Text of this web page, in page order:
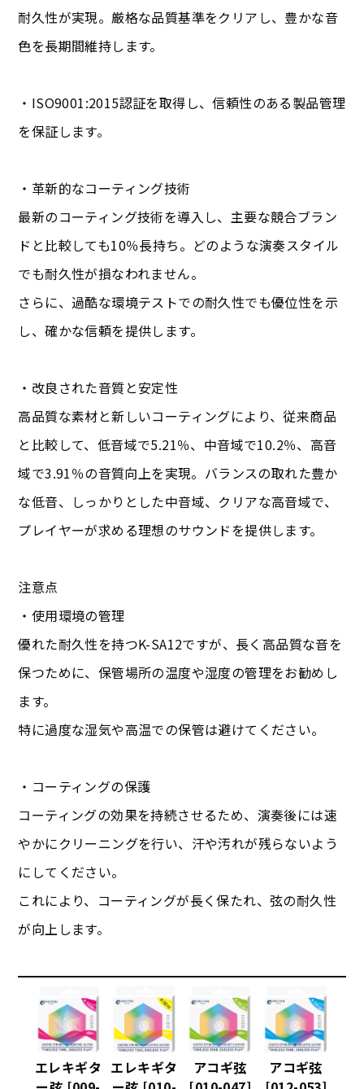
耐久性が実現。厳格な品質基準をクリアし、豊かな音
色を長期間維持します。
・ISO9001:2015認証を取得し、信頼性のある製品管理
を保証します。
・革新的なコーティング技術
最新のコーティング技術を導入し、主要な競合ブラン
ドと比較しても10％長持ち。どのような演奏スタイル
でも耐久性が損なわれません。
さらに、過酷な環境テストでの耐久性でも優位性を示
し、確かな信頼を提供します。
・改良された音質と安定性
高品質な素材と新しいコーティングにより、従来商品
と比較して、低音域で5.21％、中音域で10.2％、高音
域で3.91％の音質向上を実現。バランスの取れた豊か
な低音、しっかりとした中音域、クリアな高音域で、
プレイヤーが求める理想のサウンドを提供します。
注意点
・使用環境の管理
優れた耐久性を持つK-SA12ですが、長く高品質な音を
保つために、保管場所の温度や湿度の管理をお勧めし
ます。
特に過度な湿気や高温での保管は避けてください。
・コーティングの保護
コーティングの効果を持続させるため、演奏後には速
やかにクリーニングを行い、汗や汚れが残らないよう
にしてください。
これにより、コーティングが長く保たれ、弦の耐久性
が向上します。
エレキギタ エレキギタ
アコギ弦
アコギ弦